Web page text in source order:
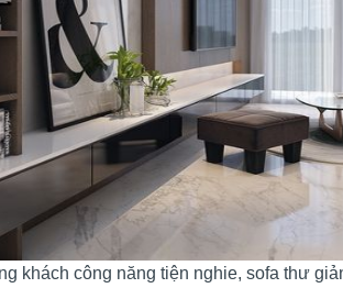
khách công năng tiện nghie, sofa thư